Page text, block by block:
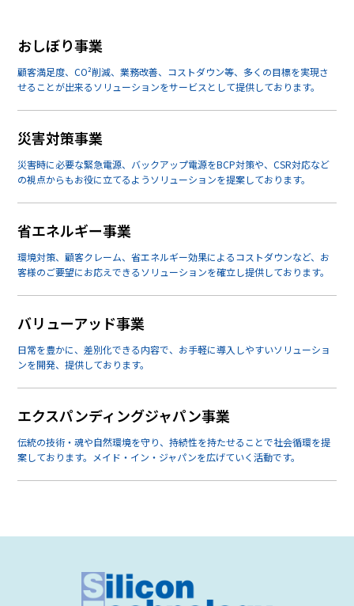
おしぼり事業
顧客満足度、CO²削減、業務改善、コストダウン等、多くの目標を実現さ
せることが出来るソリューションをサービスとして提供しております。
災害対策事業
災害時に必要な緊急電源、バックアップ電源をBCP対策や、CSR対応など
の視点からもお役に立てるようソリューションを提案しております。
省エネルギー事業
環境対策、顧客クレーム、省エネルギー効果によるコストダウンなど、お
客様のご要望にお応えできるソリューションを確立し提供しております。
バリューアッド事業
日常を豊かに、差別化できる内容で、お手軽に導入しやすいソリューショ
ンを開発、提供しております。
エクスパンディングジャパン事業
伝統の技術・魂や自然環境を守り、持続性を持たせることで社会循環を提
案しております。メイド・イン・ジャパンを広げていく活動です。